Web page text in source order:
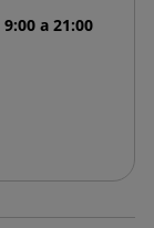
9:00 a 21:00